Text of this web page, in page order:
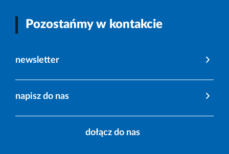
Pozostańmy w kontakcie
newsletter
napisz do nas
dołącz do nas